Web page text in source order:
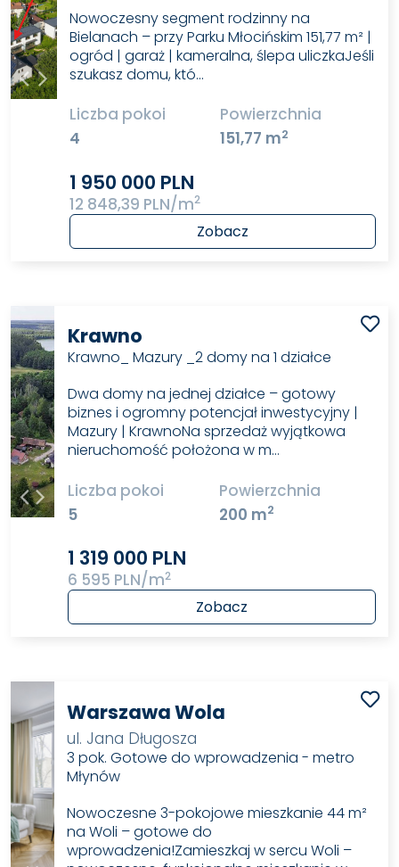
Nowoczesny segment rodzinny na
Bielanach – przy Parku Młocińskim 151,77 m² |
ogród | garaż | kameralna, ślepa uliczkaJeśli
szukasz domu, któ…
Liczba pokoi
4
Powierzchnia
151,77 m2
1 950 000 PLN
12 848,39 PLN/m2
Zobacz
Krawno
Krawno_ Mazury _2 domy na 1 działce
Dwa domy na jednej działce – gotowy
biznes i ogromny potencjał inwestycyjny |
Mazury | KrawnoNa sprzedaż wyjątkowa
nieruchomość położona w m…
Liczba pokoi
5
Powierzchnia
200 m2
1 319 000 PLN
6 595 PLN/m2
Zobacz
Warszawa Wola
ul. Jana Długosza
3 pok. Gotowe do wprowadzenia - metro
Młynów
Nowoczesne 3-pokojowe mieszkanie 44 m²
na Woli – gotowe do
wprowadzenia!Zamieszkaj w sercu Woli –